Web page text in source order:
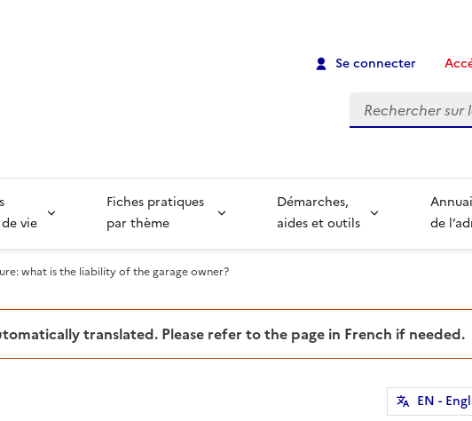
Se connecter
Recherche
vie
Fiches pratiques
par thème
Démarches,
aides et outils
de
what is the liability of the garage owner?
translated. Please refer to the page in French if needed.
EN -